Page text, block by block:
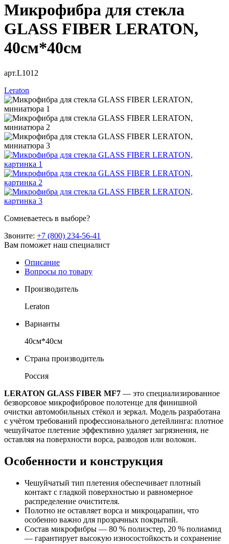
Микрофибра для стекла
GLASS FIBER LERATON,
40см*40см
арт.L1012
Leraton
Сомневаетесь в выборе?
Звоните: +7 (800) 234-56-41
Вам поможет наш специалист
Описание
Вопросы по товару
Производитель
Leraton
Варианты
40см*40см
Страна производитель
Россия
LERATON GLASS FIBER MF7 — это специализированное
безворсовое микрофибровое полотенце для финишной
очистки автомобильных стёкол и зеркал. Модель разработана
с учётом требований профессионального детейлинга: плотное
чешуйчатое плетение эффективно удаляет загрязнения, не
оставляя на поверхности ворса, разводов или волокон.
Особенности и конструкция
Чешуйчатый тип плетения обеспечивает плотный
контакт с гладкой поверхностью и равномерное
распределение очистителя.
Полотно не оставляет ворса и микроцарапин, что
особенно важно для прозрачных покрытий.
Состав микрофибры — 80 % полиэстер, 20 % полиамид
— гарантирует высокую износостойкость и сохранение